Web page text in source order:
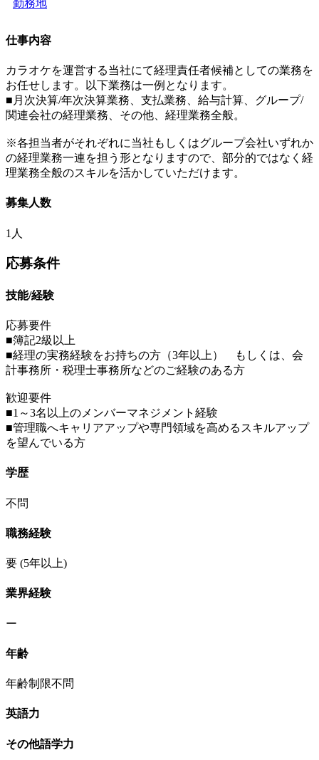
勤務地
仕事内容
カラオケを運営する当社にて経理責任者候補としての業務を
お任せします。以下業務は一例となります。
■月次決算/年次決算業務、支払業務、給与計算、グループ/
関連会社の経理業務、その他、経理業務全般。
※各担当者がそれぞれに当社もしくはグループ会社いずれか
の経理業務一連を担う形となりますので、部分的ではなく経
理業務全般のスキルを活かしていただけます。
募集人数
1人
応募条件
技能/経験
応募要件
■簿記2級以上
■経理の実務経験をお持ちの方（3年以上） もしくは、会
計事務所・税理士事務所などのご経験のある方
歓迎要件
■1～3名以上のメンバーマネジメント経験
■管理職へキャリアアップや専門領域を高めるスキルアップ
を望んでいる方
学歴
不問
職務経験
要 (5年以上)
業界経験
ー
年齢
年齢制限不問
英語力
その他語学力